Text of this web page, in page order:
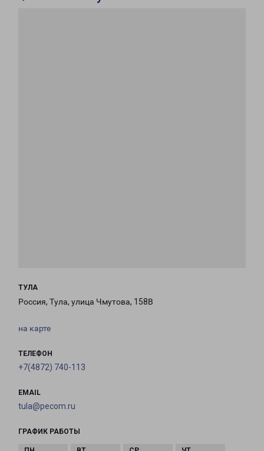
ТУЛА
Россия, Тула, улица Чмутова, 158В
на карте
ТЕЛЕФОН
+7(4872) 740-113
EMAIL
tula@pecom.ru
ГРАФИК РАБОТЫ